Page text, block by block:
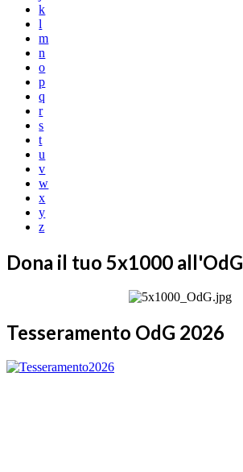
k
l
m
n
o
p
q
r
s
t
u
v
w
x
y
z
Dona il tuo 5x1000 all'OdG
Tesseramento OdG 2026